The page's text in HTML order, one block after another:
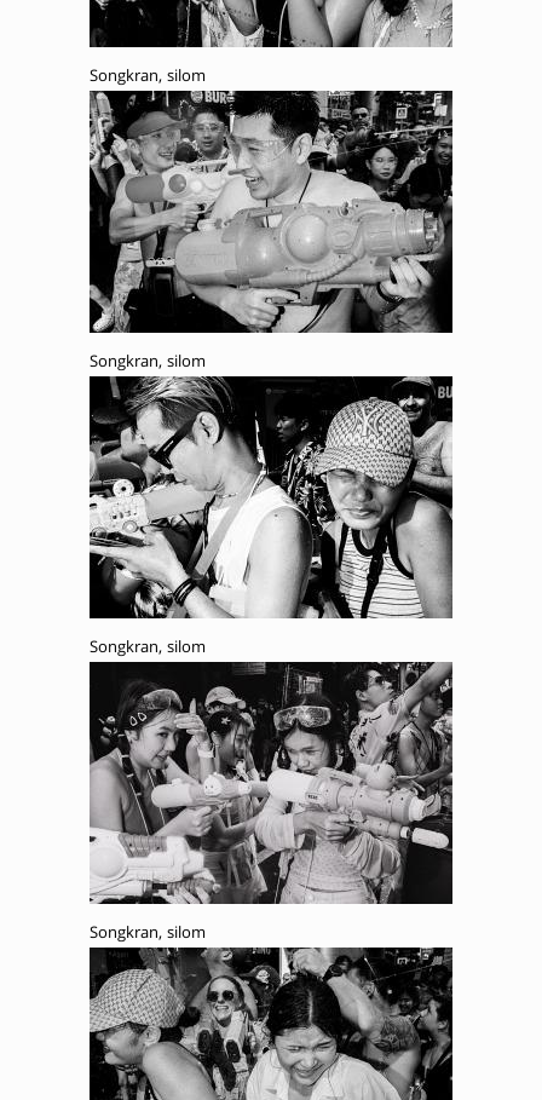
Songkran, silom
Songkran, silom
Songkran, silom
Songkran, silom